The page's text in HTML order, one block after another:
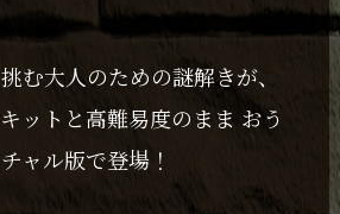
む大人のための謎解きが、
ットと高難易度のまま おう
ャル版で登場！